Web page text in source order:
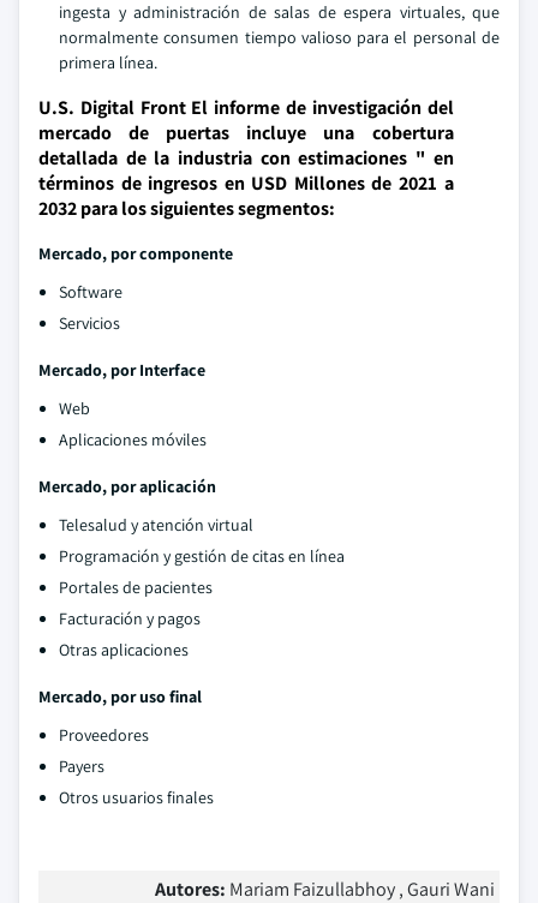
ingesta y administración de salas de espera virtuales, que
normalmente consumen tiempo valioso para el personal de
primera línea.
U.S. Digital Front El informe de investigación del
mercado de puertas incluye una cobertura
detallada de la industria con estimaciones " en
términos de ingresos en USD Millones de 2021 a
2032 para los siguientes segmentos:
Mercado, por componente
Software
Servicios
Mercado, por Interface
Web
Aplicaciones móviles
Mercado, por aplicación
Telesalud y atención virtual
Programación y gestión de citas en línea
Portales de pacientes
Facturación y pagos
Otras aplicaciones
Mercado, por uso final
Proveedores
Payers
Otros usuarios finales
Autores: Mariam Faizullabhoy , Gauri Wani